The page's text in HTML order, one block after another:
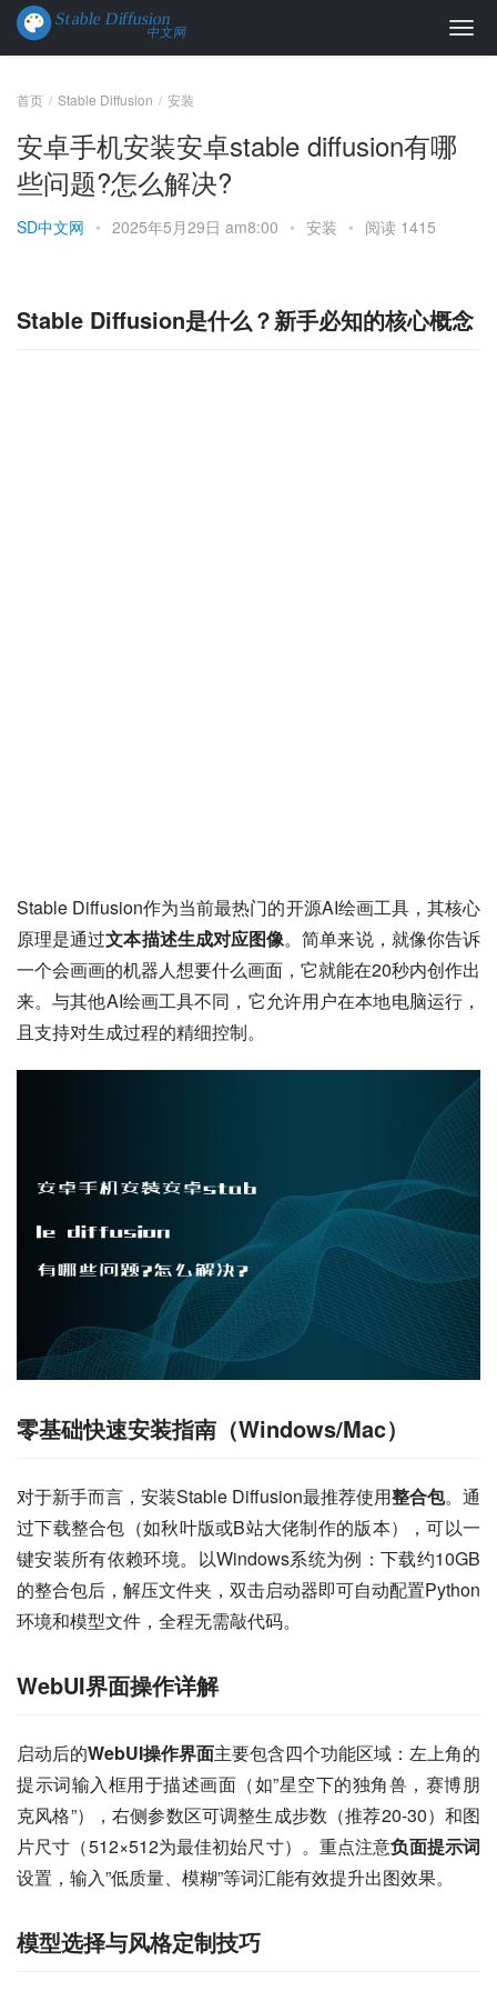
首页 Stable Diffusion 安装
安卓手机安装安卓stable diffusion有哪
些问题?怎么解决?
SD中文网 • 2025年5月29日 am8:00 • 安装 • 阅读 1415
Stable Diffusion是什么？新手必知的核心概念
Stable Diffusion作为当前最热门的开源AI绘画工具，其核心
原理是通过文本描述生成对应图像。简单来说，就像你告诉
一个会画画的机器人想要什么画面，它就能在20秒内创作出
来。与其他AI绘画工具不同，它允许用户在本地电脑运行，
且支持对生成过程的精细控制。
零基础快速安装指南（Windows/Mac）
对于新手而言，安装Stable Diffusion最推荐使用整合包。通
过下载整合包（如秋叶版或B站大佬制作的版本），可以一
键安装所有依赖环境。以Windows系统为例：下载约10GB
的整合包后，解压文件夹，双击启动器即可自动配置Python
环境和模型文件，全程无需敲代码。
WebUI界面操作详解
启动后的WebUI操作界面主要包含四个功能区域：左上角的
提示词输入框用于描述画面（如”星空下的独角兽，赛博朋
克风格”），右侧参数区可调整生成步数（推荐20-30）和图
片尺寸（512×512为最佳初始尺寸）。重点注意负面提示词
设置，输入”低质量、模糊”等词汇能有效提升出图效果。
模型选择与风格定制技巧